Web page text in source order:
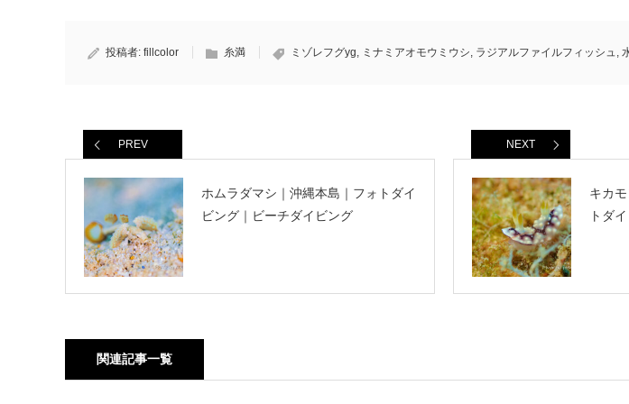
投稿者: fillcolor 糸満 ミゾレフグyg, ミナミアオモウミウシ, ラジアルファイルフィッシュ,
PREV
ホムラダマシ｜沖縄本島｜フォトダイ
ビング｜ビーチダイビング
NEXT
キカ
トダ
関連記事一覧